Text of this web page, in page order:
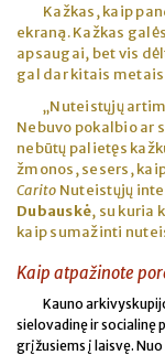
Kažkas, kaip
ekraną. Kažkas
apsaugai, bet vis
gal dar kitais
„Nuteistųjų
Nebuvo pokalbio ar
nebūtų palietęs
žmonos, sesers,
Carito Nuteistųjų
Dubauskė, su kuria
kaip sumažinti
Kaip atpažinote
Kauno
sielovadinę ir socialinę
grįžusiems į laisvę.